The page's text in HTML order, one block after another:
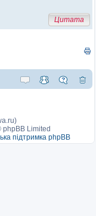
Цитата
Limited
підтримка phpBB